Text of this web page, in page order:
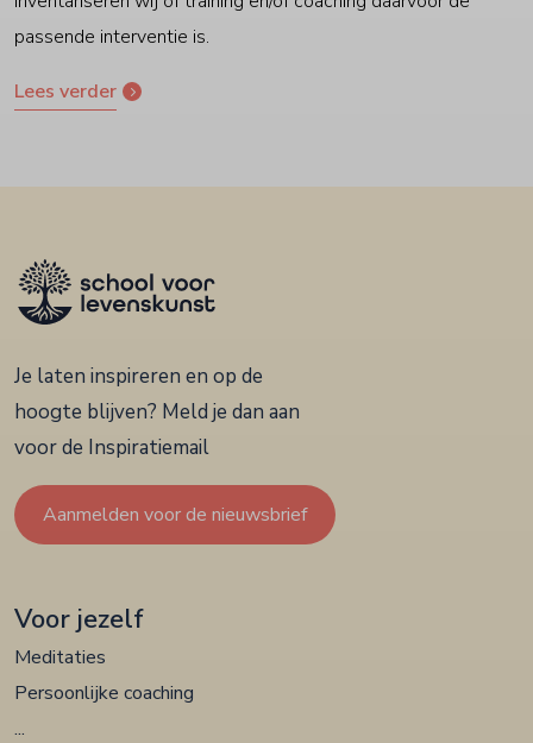
passende interventie is.
Lees verder
Je laten inspireren en op de
hoogte blijven? Meld je dan aan
voor de Inspiratiemail
Aanmelden voor de nieuwsbrief
Voor jezelf
Meditaties
Persoonlijke coaching
...